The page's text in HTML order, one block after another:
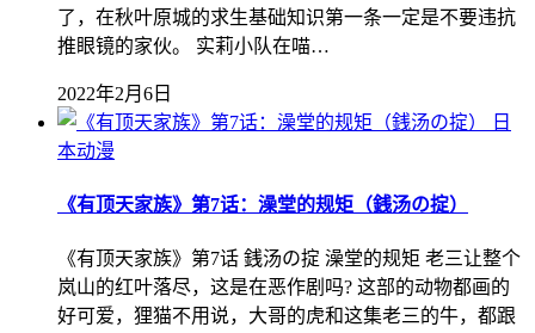
了，在秋叶原城的求生基础知识第一条一定是不要违抗
推眼镜的家伙。 实莉小队在喵…
2022年2月6日
日
本动漫
《有顶天家族》第7话：澡堂的规矩（銭汤の掟）
《有顶天家族》第7话 銭汤の掟 澡堂的规矩 老三让整个
岚山的红叶落尽，这是在恶作剧吗? 这部的动物都画的
好可爱，狸猫不用说，大哥的虎和这集老三的牛，都跟